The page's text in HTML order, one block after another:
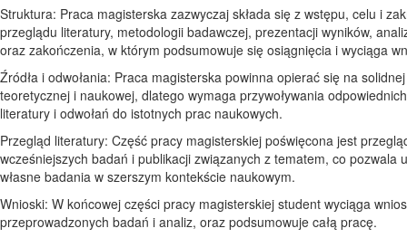
Struktura: Praca magisterska zazwyczaj składa się z wstępu, celu i
przeglądu literatury, metodologii badawczej, prezentacji wyników,
oraz zakończenia, w którym podsumowuje się osiągnięcia i wyciąga
Źródła i odwołania: Praca magisterska powinna opierać się na
teoretycznej i naukowej, dlatego wymaga przywoływania
literatury i odwołań do istotnych prac naukowych.
Przegląd literatury: Część pracy magisterskiej poświęcona jest
wcześniejszych badań i publikacji związanych z tematem, co pozwala
własne badania w szerszym kontekście naukowym.
Wnioski: W końcowej części pracy magisterskiej student wyciąga
przeprowadzonych badań i analiz, oraz podsumowuje całą pracę.